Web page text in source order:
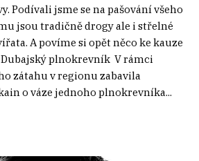
Podívali jsme se na pašování všeho
jsou tradičně drogy ale i střelné
A povíme si opět něco ke kauze
Dubajský plnokrevník V rámci
zátahu v regionu zabavila
o váze jednoho plnokrevníka...